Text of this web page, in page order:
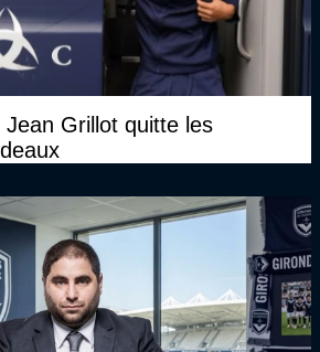
Grillot quitte les